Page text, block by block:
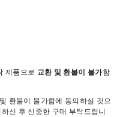
제품으로 교환 및 환불이 불가함
환불이 불가함에 동의하실 것으
신 후 신중한 구매 부탁드립니